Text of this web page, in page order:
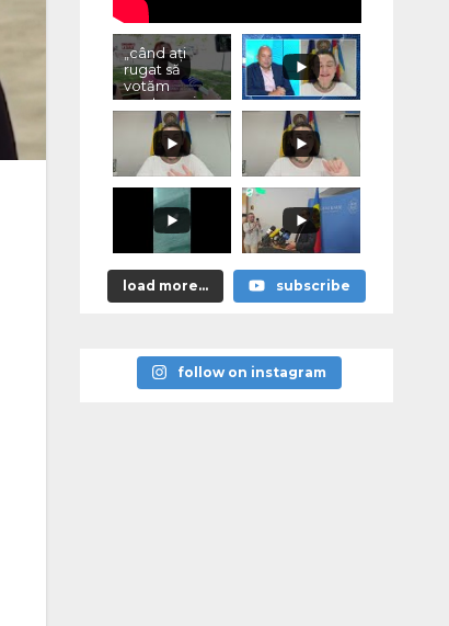
„când ați
rugat să
votăm
pentru voi,
ce ați
promis?"
load more... subscribe
follow on instagram